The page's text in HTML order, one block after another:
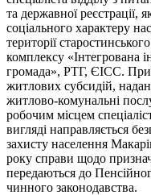
та державної реєстрації,
соціального характеру
території
комплексу «Інтегрована
громада», РТГ, ЄІСС.
житлових субсидій,
житлово-комунальні
робочим місцем
вигляді направляється
захисту населення
року справи щодо
передаються до
чинного законодавства.